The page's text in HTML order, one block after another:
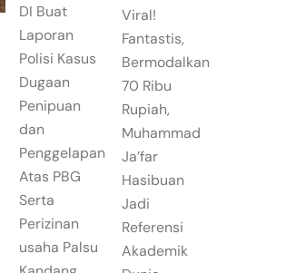
DI Buat
Laporan
Polisi Kasus
Dugaan
Penipuan
dan
Penggelapan
Atas PBG
Serta
Perizinan
usaha Palsu
Viral!
Fantastis,
Bermodalkan
70 Ribu
Rupiah,
Muhammad
Ja’far
Hasibuan
Jadi
Referensi
Akademik